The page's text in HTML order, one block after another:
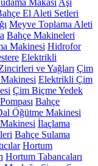
Makası Aşı
El Aleti Setleri
Meyve Toplama Aleti
Bahçe Makineleri
Makinesi Hidrofor
Elektrikli
ve Yağları Çim
Elektrikli Çim
Çim Biçme Yedek
Bahçe
Öğütme Makinesi
İlaçlama
Bahçe Sulama
Hortum
Hortum Tabancaları